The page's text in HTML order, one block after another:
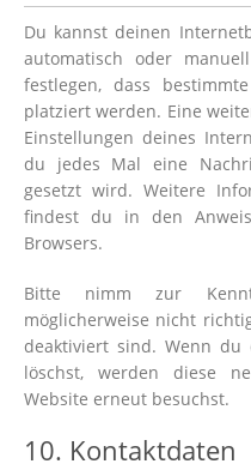
Du kannst deinen
automatisch oder
festlegen, dass
platziert werden. Eine
Einstellungen deines
du jedes Mal eine
gesetzt wird. Weitere
findest du in den
Browsers.
Bitte nimm zur
möglicherweise nicht
deaktiviert sind. Wenn du
löschst, werden diese
Website erneut besuchst.
10. Kontaktdaten